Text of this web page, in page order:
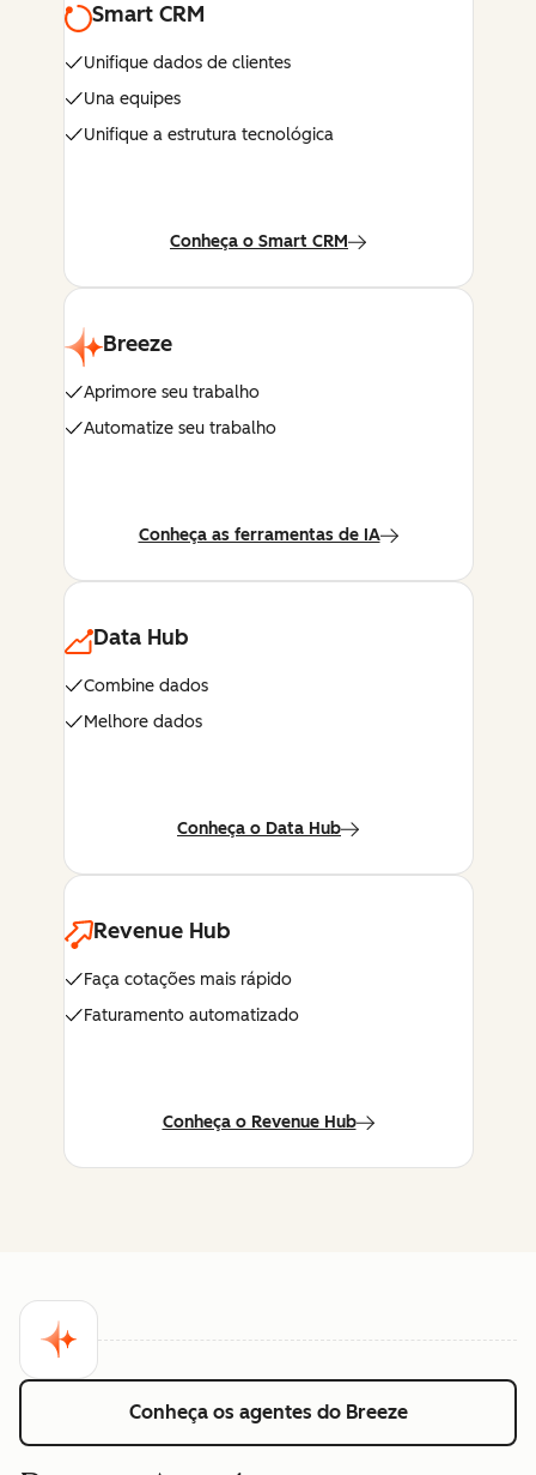
Smart CRM
Unifique dados de clientes
Una equipes
Unifique a estrutura tecnológica
Conheça o Smart CRM
Breeze
Aprimore seu trabalho
Automatize seu trabalho
Conheça as ferramentas de IA
Data Hub
Combine dados
Melhore dados
Conheça o Data Hub
Revenue Hub
Faça cotações mais rápido
Faturamento automatizado
Conheça o Revenue Hub
Conheça os agentes do Breeze